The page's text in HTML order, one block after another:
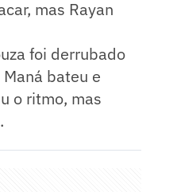
mas Rayan
foi derrubado
bateu e
o ritmo, mas